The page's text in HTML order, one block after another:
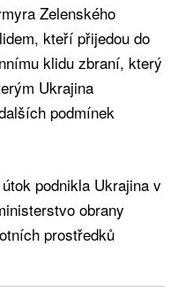
Zelenského
kteří přijedou do
klidu zbraní, který
Ukrajina
podmínek
podnikla Ukrajina v
obrany
prostředků